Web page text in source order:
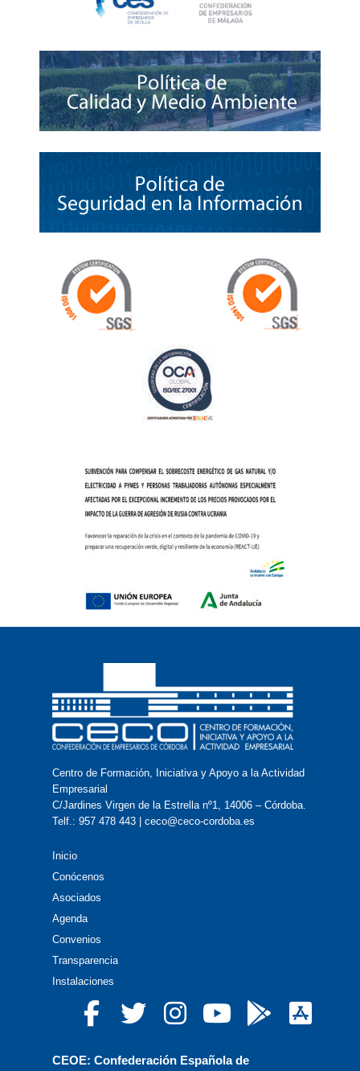
Centro de Formación, Iniciativa y Apoyo a la Actividad
Empresarial
C/Jardines Virgen de la Estrella nº1, 14006 – Córdoba.
Telf.: 957 478 443 | ceco@ceco-cordoba.es
Inicio
Conócenos
Asociados
Agenda
Convenios
Transparencia
Instalaciones
CEOE: Confederación Española de